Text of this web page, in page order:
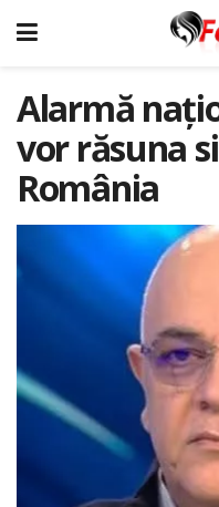
Alarmă
vor răsuna
România